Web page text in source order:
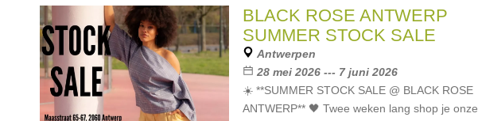
BLACK ROSE ANTWERP
SUMMER STOCK SALE
Antwerpen
28 mei 2026 --- 7 juni 2026
☀️ **SUMMER STOCK SALE @ BLACK ROSE
ANTWERP** 🖤 Twee weken lang shop je onze